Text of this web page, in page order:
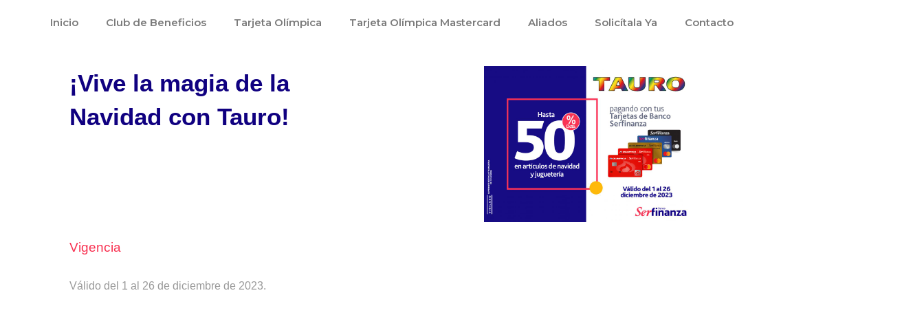
Inicio Club de Beneficios Tarjeta Olímpica Tarjeta Olímpica Mastercard Aliados Solicítala Ya Contacto
¡Vive la magia de la
Navidad con Tauro!
Vigencia
Válido del 1 al 26 de diciembre de 2023.